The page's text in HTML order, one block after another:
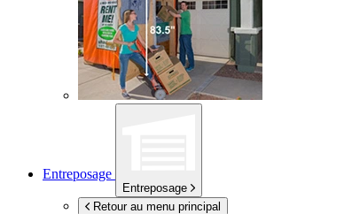
Entreposage
Entreposage
Retour au menu principal